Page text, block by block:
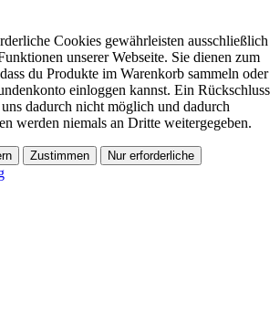
Cookies gewährleisten ausschließlich
unserer Webseite. Sie dienen zum
du Produkte im Warenkorb sammeln oder
einloggen kannst. Ein Rückschluss
dadurch nicht möglich und dadurch
werden niemals an Dritte weitergegeben.
Zustimmen Nur erforderliche